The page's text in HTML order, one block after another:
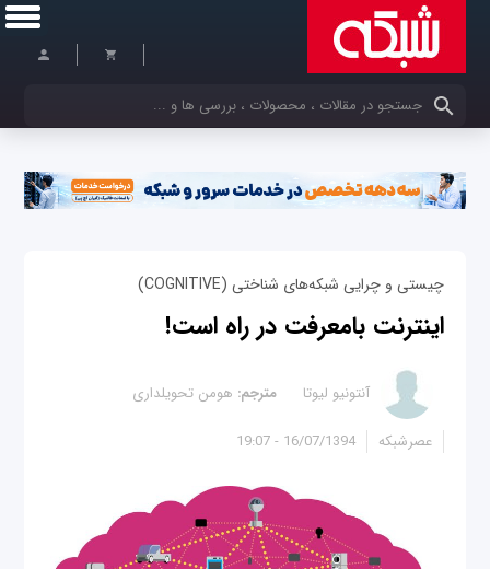
کلمات کلیدی خود را وارد کنید
چیستی و چرایی شبکه‌های شناختی (COGNITIVE)
اینترنت بامعرفت در راه است!
16/07/1394 - 19:07
آنتونیو لیوتا مترجم: هومن تحویلداری
عصرشبکه